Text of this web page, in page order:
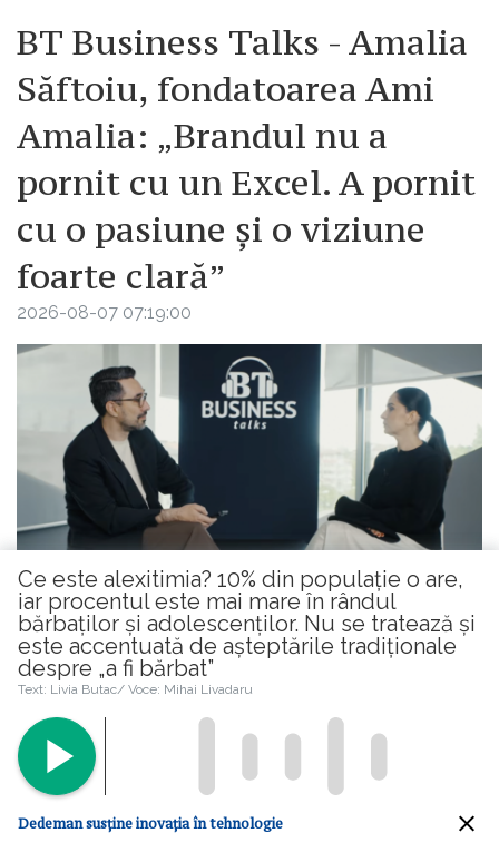
BT Business Talks - Amalia
Săftoiu, fondatoarea Ami
Amalia: „Brandul nu a
pornit cu un Excel. A pornit
cu o pasiune și o viziune
foarte clară”
2026-08-07 07:19:00
În cel mai nou episod al podcastului
economic al Băncii Transilvania, BT Business
Talks, am stat de vorbă cu Amalia Săftoiu,
fondatoarea brandului românesc de tricotaje
Ami Amalia, despre trecerea de la o carieră
Ce este alexitimia? 10% din populaţie o are,
iar procentul este mai mare în rândul
bărbaţilor şi adolescenţilor. Nu se tratează și
este accentuată de așteptările tradiționale
despre „a fi bărbat”
Text: Livia Butac/ Voce: Mihai Livadaru
Dedeman susține inovația în tehnologie